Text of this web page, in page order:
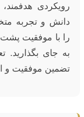
رویکردی
دانش و تجربه
را با موفقیت پشت
به جای بگذارید.
تضمین موفقیت و